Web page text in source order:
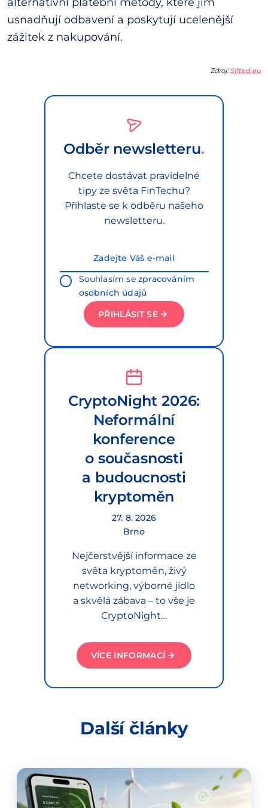
usnadňují odbavení a poskytují ucelenější
zážitek z nakupování.
Zdroj:Sifted.eu
Odběr newsletteru
Chcete dostávat pravidelné
tipy ze světa FinTechu?
Přihlaste se k odběru našeho
newsletteru.
Souhlasím sezpracováním
osobních údajů
PŘIHLÁSIT SE
CryptoNight 2026:
Neformální
konference
o současnosti
a budoucnosti
kryptoměn
27. 8. 2026
Brno
Nejčerstvější informace ze
světa kryptoměn, živý
networking, výborné jídlo
a skvělá zábava – to vše je
CryptoNight…
VÍCE INFORMACÍ
Další články